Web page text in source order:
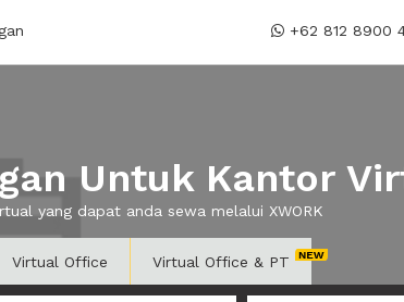
+62 812 8900
Untuk Kantor
yang dapat anda sewa melalui XWORK
Virtual Office Virtual Office & PT